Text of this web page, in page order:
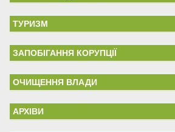
ТУРИЗМ
ЗАПОБІГАННЯ КОРУПЦІЇ
ОЧИЩЕННЯ ВЛАДИ
АРХІВИ